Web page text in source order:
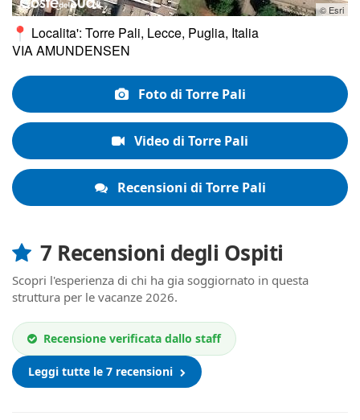
© Esri
Localita': Torre Pali, Lecce, Puglia, Italia
VIA AMUNDENSEN
Foto di Torre Pali
Video di Torre Pali
Recensioni di Torre Pali
7 Recensioni degli Ospiti
Scopri l'esperienza di chi ha gia soggiornato in questa
struttura per le vacanze 2026.
Recensione verificata dallo staff
Leggi tutte le 7 recensioni